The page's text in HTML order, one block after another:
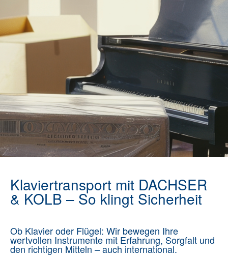
Klaviertransport mit DACHSER
& KOLB – So klingt Sicherheit
Ob Klavier oder Flügel: Wir bewegen Ihre
wertvollen Instrumente mit Erfahrung, Sorgfalt und
den richtigen Mitteln – auch international.